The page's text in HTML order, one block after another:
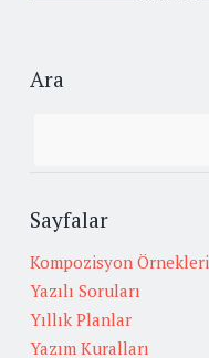
Ara
Sayfalar
Kompozisyon Örnekleri
Yazılı Soruları
Yıllık Planlar
Yazım Kuralları